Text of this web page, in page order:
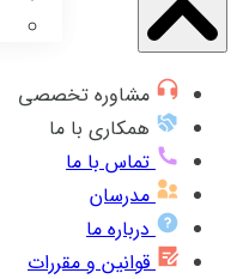
مشاوره تخصصی
همکاری با ما
تماس با ما
مدرسان
درباره ما
قوانین و مقررات